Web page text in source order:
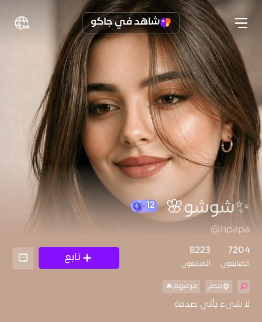
شاهد في جاكو
✨شوشو🌸
@hpapa
7204
المُتابعون
8223
المتابعون
تابع
مصر مرعبهم🔥
لا شىء يأتي صدفة